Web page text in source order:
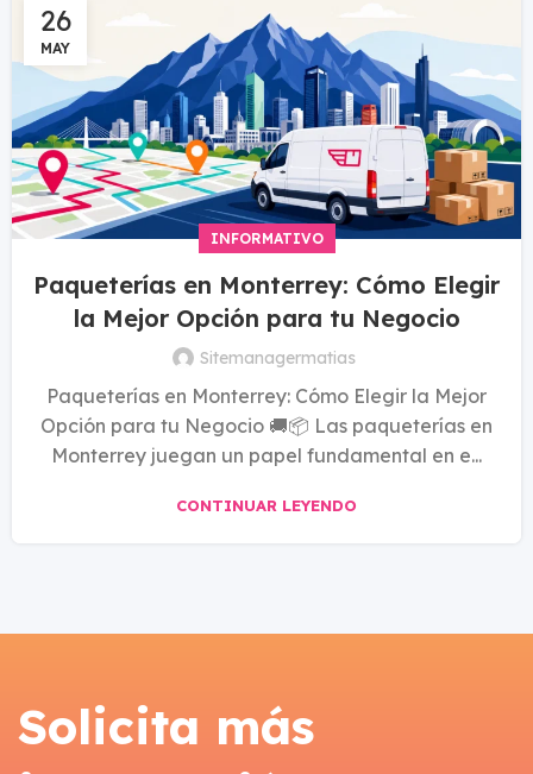
26
MAY
INFORMATIVO
Paqueterías en Monterrey: Cómo Elegir
la Mejor Opción para tu Negocio
Sitemanagermatias
Paqueterías en Monterrey: Cómo Elegir la Mejor
Opción para tu Negocio 🚚📦 Las paqueterías en
Monterrey juegan un papel fundamental en e...
CONTINUAR LEYENDO
Solicita más